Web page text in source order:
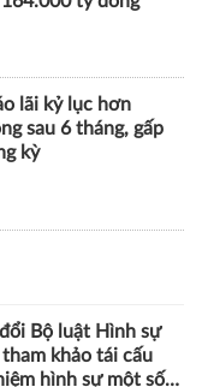
điểm tựa lợi
Trần Bá Dương
vẫn "gánh"
tỷ đồng
lãi kỷ lục hơn